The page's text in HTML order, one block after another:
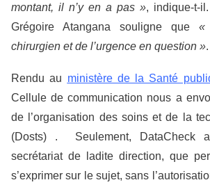
montant, il n’y en a pas », indique-t-
Grégoire Atangana souligne que «
chirurgien et de l’urgence en question ».
Rendu au ministère de la Santé
Cellule de communication nous a
de l’organisation des soins et de la
(Dosts) . Seulement, DataCheck
secrétariat de ladite direction, que
s’exprimer sur le sujet, sans